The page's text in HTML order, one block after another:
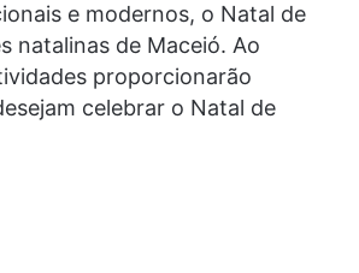
e modernos, o Natal de
natalinas de Maceió. Ao
proporcionarão
celebrar o Natal de